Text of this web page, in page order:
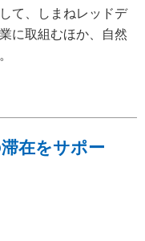
て、しまねレッドデ
に取組むほか、自然
在をサポー